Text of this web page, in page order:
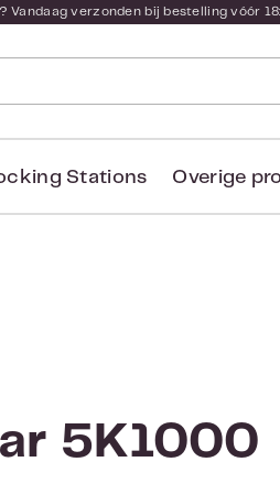
Vandaag verzonden bij bestelling vóór
Stations Overige
5K1000